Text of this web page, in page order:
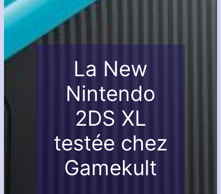
La New
Nintendo
2DS XL
testée chez
Gamekult